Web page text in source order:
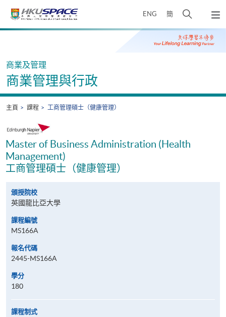
ENG 簡
開
搜
尋
彈
出
主
Main
商業及管理
商業管理與行政
主頁 課程 工商管理碩士（健康管理）
Master of Business Administration (Health
Management)
工商管理碩士（健康管理）
頒授院校
英國龍比亞大學
課程編號
MS166A
報名代碼
2445-MS166A
學分
180
課程制式